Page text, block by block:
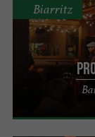
Biarritz